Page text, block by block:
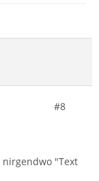
#8
nirgendwo "Text